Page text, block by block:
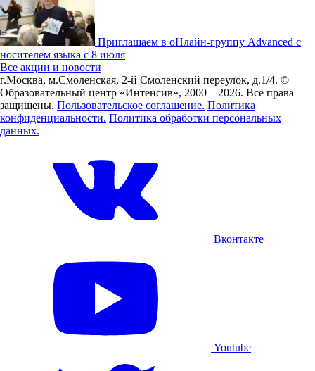
Приглашаем в оНлайн-группу Advanced с
носителем языка с 8 июля
Все акции и новости
г.Москва, м.Смоленская, 2-й Смоленский переулок, д.1/4. ©
Образовательный центр «Интенсив», 2000—2026. Все права
защищены. Пользовательское соглашение. Политика
конфиденциальности. Политика обработки персональных
данных.
Вконтакте
Youtube